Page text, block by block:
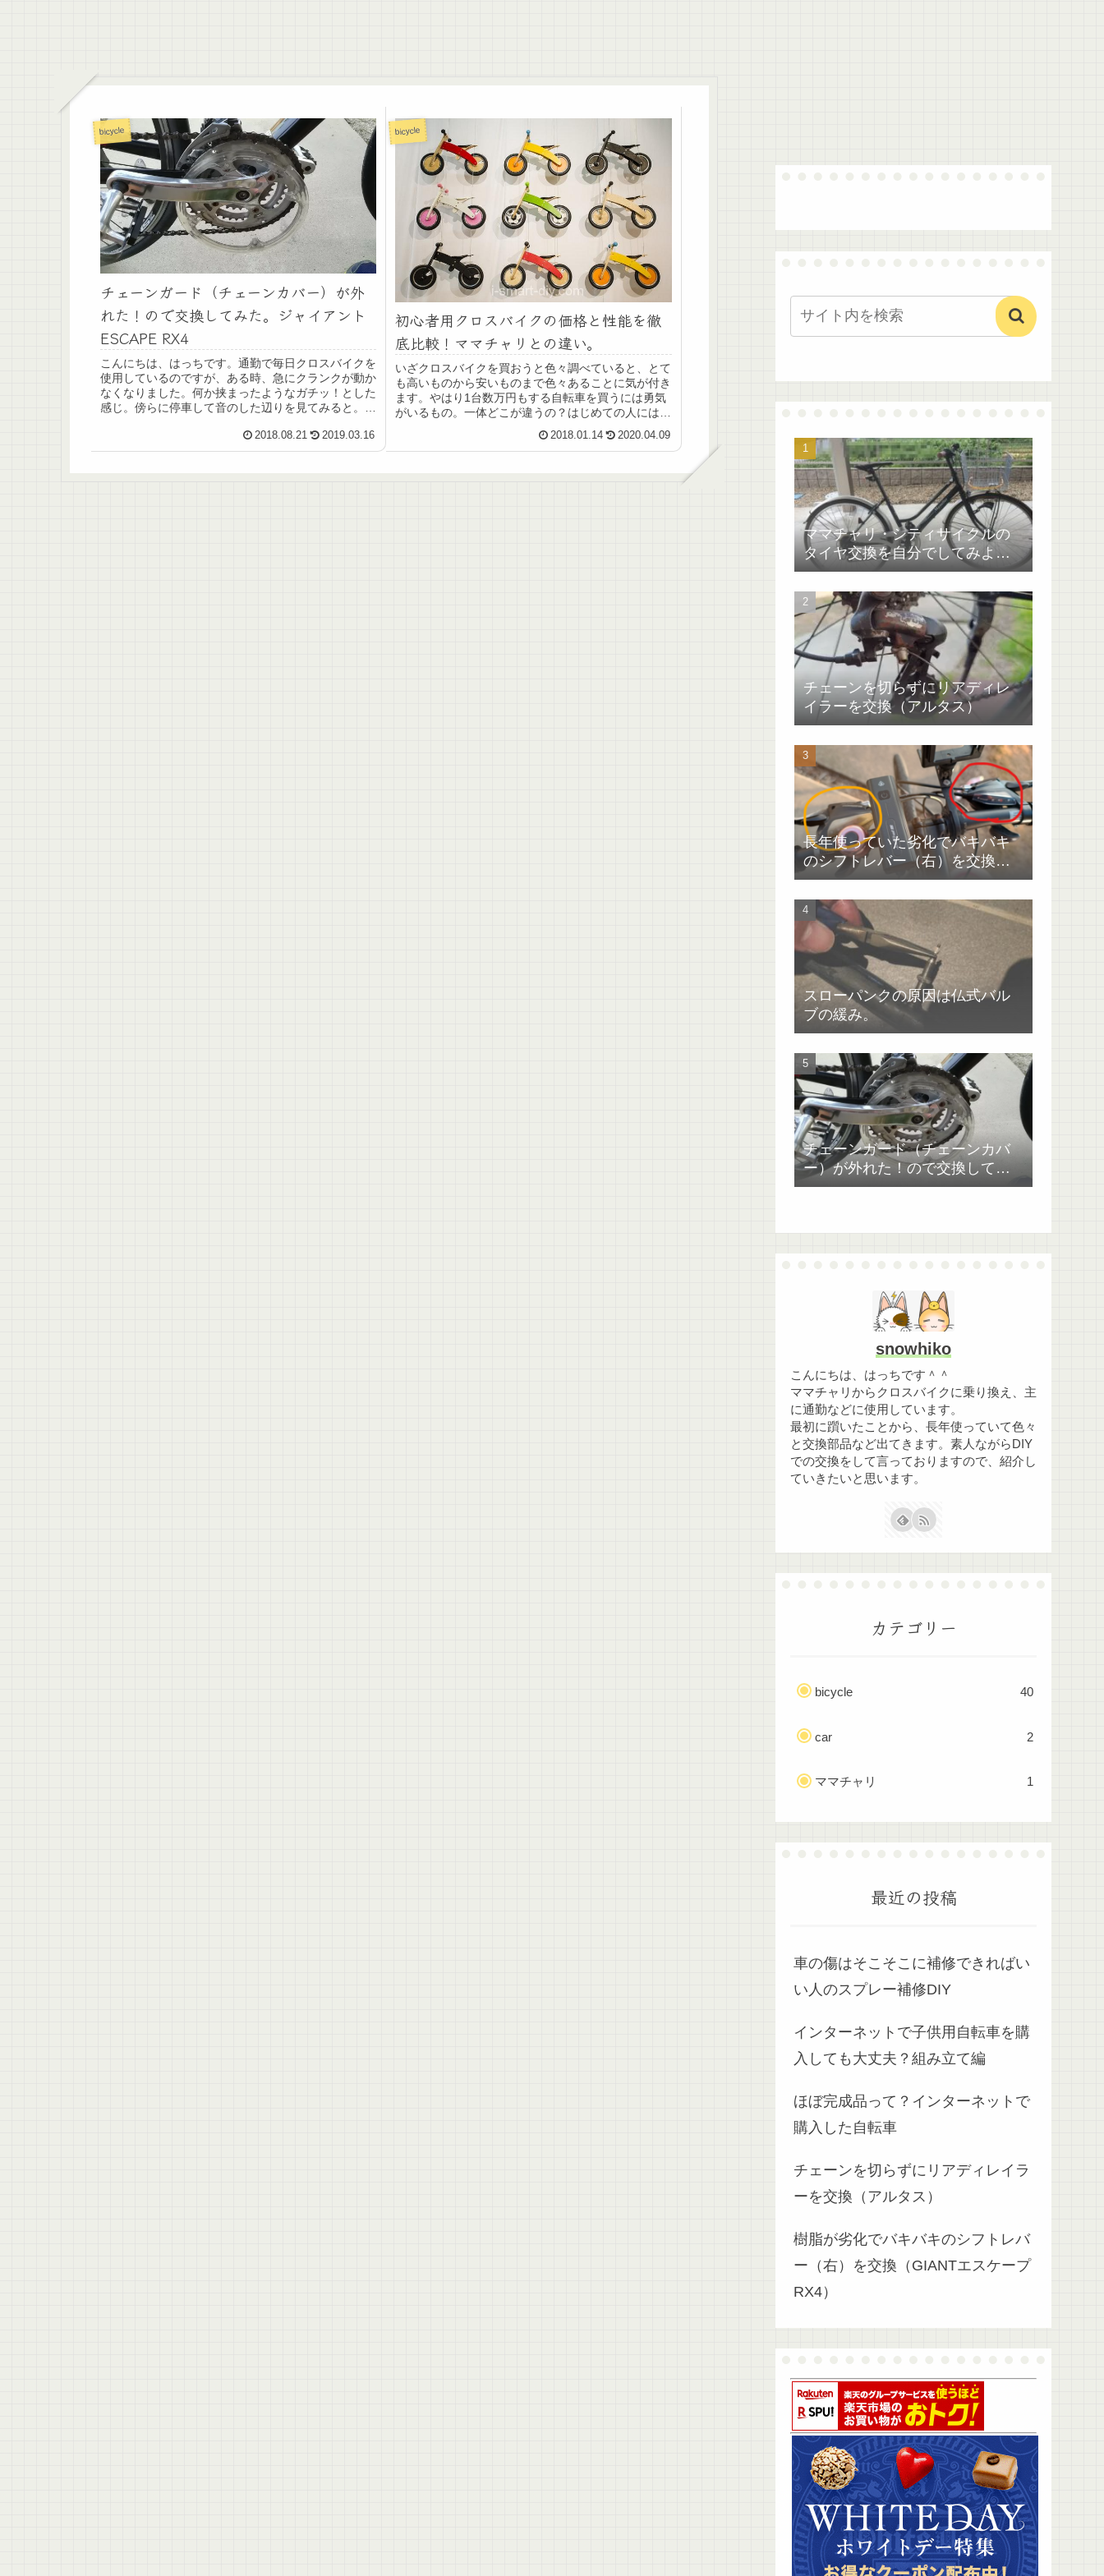
bicycle
チェーンガード（チェーンカバー）が外
れた！ので交換してみた。ジャイアント
ESCAPE RX4
こんにちは、はっちです。通勤で毎日クロスバイクを
使用しているのですが、ある時、急にクランクが動か
なくなりました。何か挟まったようなガチッ！とした
感じ。傍らに停車して音のした辺りを見てみると。チ
2018.08.21 2019.03.16
bicycle
初心者用クロスバイクの価格と性能を徹
底比較！ママチャリとの違い。
いざクロスバイクを買おうと色々調べていると、とて
も高いものから安いものまで色々あることに気が付き
ます。やはり1台数万円もする自転車を買うには勇気
がいるもの。一体どこが違うの？はじめての人には非
常にわかりにくいと思いますので、自分なりに購入
2018.01.14 2020.04.09
ママチャリ・シティサイクルの
タイヤ交換を自分でしてみよ
う！マイパラス
チェーンを切らずにリアディレ
イラーを交換（アルタス）
長年使っていた劣化でバキバキ
のシフトレバー（右）を交換
（GIANTエスケープRX4）
スローパンクの原因は仏式バル
ブの緩み。
チェーンガード（チェーンカバ
ー）が外れた！ので交換してみ
た。ジャイアントESCAPE RX4
snowhiko
こんにちは、はっちです＾＾
ママチャリからクロスバイクに乗り換え、主
に通勤などに使用しています。
最初に躓いたことから、長年使っていて色々
と交換部品など出てきます。素人ながらDIY
での交換をして言っておりますので、紹介し
ていきたいと思います。
カテゴリー
bicycle 40
car 2
ママチャリ 1
最近の投稿
車の傷はそこそこに補修できればい
い人のスプレー補修DIY
インターネットで子供用自転車を購
入しても大丈夫？組み立て編
ほぼ完成品って？インターネットで
購入した自転車
チェーンを切らずにリアディレイラ
ーを交換（アルタス）
樹脂が劣化でバキバキのシフトレバ
ー（右）を交換（GIANTエスケープ
RX4）